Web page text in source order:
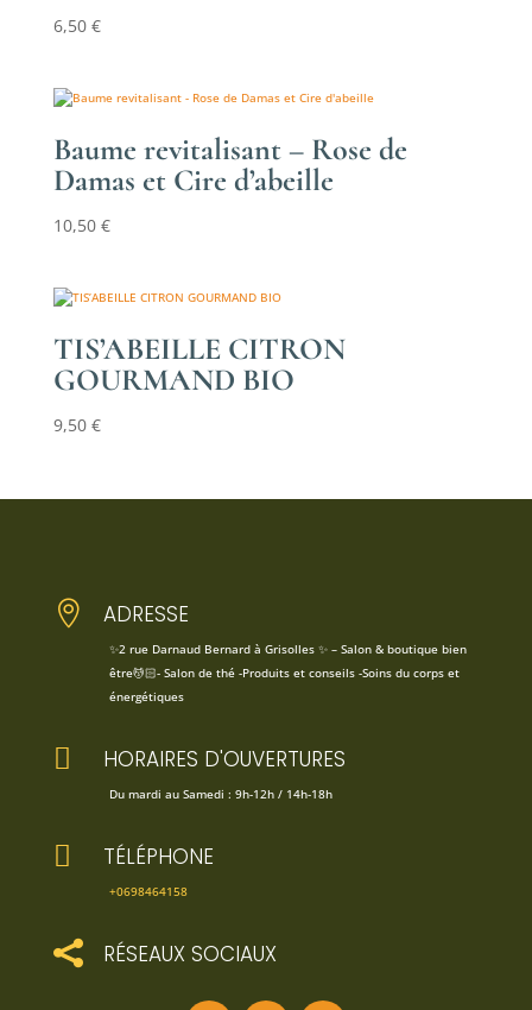
6,50 €
Baume revitalisant – Rose de
Damas et Cire d’abeille
10,50 €
TIS’ABEILLE CITRON
GOURMAND BIO
9,50 €
 ADRESSE
✨2 rue Darnaud Bernard à Grisolles ✨ – Salon & boutique bien
être💆🏻- Salon de thé -Produits et conseils -Soins du corps et
énergétiques
 HORAIRES D'OUVERTURES
Du mardi au Samedi : 9h-12h / 14h-18h
 TÉLÉPHONE
+0698464158
 RÉSEAUX SOCIAUX